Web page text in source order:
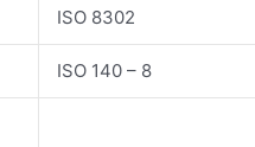
ISO 8302
ISO 140 – 8